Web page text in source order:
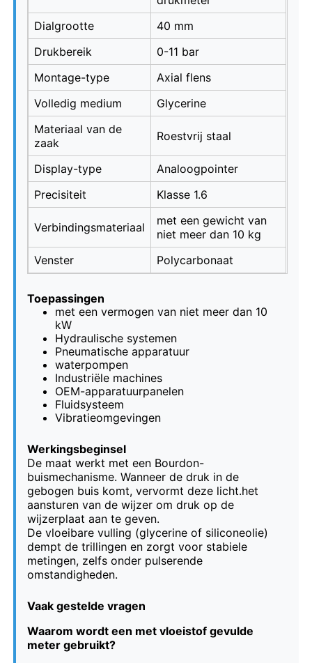
vloeistofgevulde drukmeter
Elektrische contactdrukmeter
Druktestsets
droge drukmeter
Digitale manometer
Drukmeter voor nutsvoorzieningen
Glow In The Dark-manometer
Typen drukmeters
Dialgrootte
40 mm
Drukbereik
0-11 bar
Montage-type
Axial flens
Volledig medium
Glycerine
Materiaal van de
zaak
Roestvrij staal
Display-type
Analoogpointer
Precisiteit
Klasse 1.6
Verbindingsmateriaal
met een gewicht van
niet meer dan 10 kg
Venster
Polycarbonaat
Toepassingen
met een vermogen van niet meer dan 10
kW
Hydraulische systemen
Pneumatische apparatuur
waterpompen
Industriële machines
OEM-apparatuurpanelen
Fluidsysteem
Vibratieomgevingen
Werkingsbeginsel
De maat werkt met een Bourdon-
buismechanisme. Wanneer de druk in de
gebogen buis komt, vervormt deze licht.het
aansturen van de wijzer om druk op de
wijzerplaat aan te geven.
De vloeibare vulling (glycerine of siliconeolie)
dempt de trillingen en zorgt voor stabiele
metingen, zelfs onder pulserende
omstandigheden.
Vaak gestelde vragen
Waarom wordt een met vloeistof gevulde
meter gebruikt?